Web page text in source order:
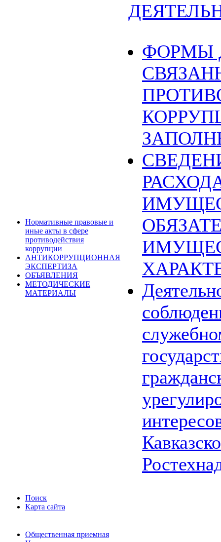
Нормативные правовые и
иные акты в сфере
противодействия
коррупции
АНТИКОРРУПЦИОННАЯ
ЭКСПЕРТИЗА
ОБЪЯВЛЕНИЯ
МЕТОДИЧЕСКИЕ
МАТЕРИАЛЫ
ФОРМЫ
Поиск
Карта сайта
Общественная приемная